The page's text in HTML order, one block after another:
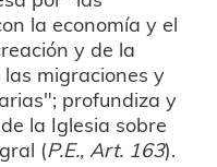
la economía y el
y de la
migraciones y
profundiza y
la Iglesia sobre
(P.E., Art. 163).